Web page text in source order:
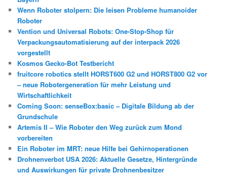
Wenn Roboter stolpern: Die leisen Probleme humanoider
Roboter
Vention und Universal Robots: One-Stop-Shop für
Verpackungsautomatisierung auf der interpack 2026
vorgestellt
Kosmos Gecko-Bot Testbericht
fruitcore robotics stellt HORST600 G2 und HORST800 G2 vor
– neue Robotergeneration für mehr Leistung und
Wirtschaftlichkeit
Coming Soon: senseBox:basic – Digitale Bildung ab der
Grundschule
Artemis II – Wie Roboter den Weg zurück zum Mond
vorbereiten
Ein Roboter im MRT: neue Hilfe bei Gehirnoperationen
Drohnenverbot USA 2026: Aktuelle Gesetze, Hintergründe
und Auswirkungen für private Drohnenbesitzer